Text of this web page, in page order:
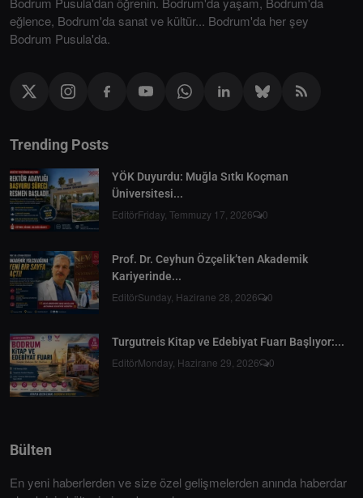
eğlence, Bodrum'da sanat ve kültür... Bodrum'da her şey
Bodrum Pusula'da.
Trending Posts
YÖK Duyurdu: Muğla Sıtkı Koçman
Üniversitesi...
EditörFriday, Temmuzy 17, 2026 0
Prof. Dr. Ceyhun Özçelik’ten Akademik
Kariyerinde...
EditörSunday, Hazirane 28, 2026 0
Turgutreis Kitap ve Edebiyat Fuarı Başlıyor:...
EditörMonday, Hazirane 29, 2026 0
Bülten
En yeni haberlerden ve size özel gelişmelerden anında haberdar